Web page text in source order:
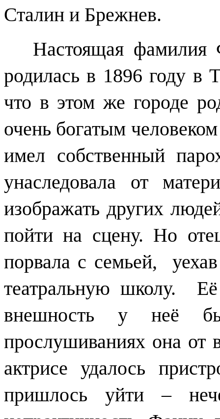
Сталин и Брежнев.
Настоящая фамилия
родилась в 1896 году в
что в этом же городе
очень богатым
имел собственный
унаследовала от
изображать других
пойти на сцену. Но
порвала с семьей,
театральную школу.
внешность у неё
прослушиваниях она от
актрисе удалось
пришлось уйти –